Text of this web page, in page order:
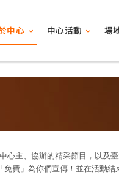
中心 中心活動 場
主、協辦的精采節目，以及
費」為你們宣傳！並在活動結